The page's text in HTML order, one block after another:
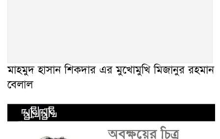
মাহমুদ হাসান শিকদার এর মুখোমুখি মিজানুর রহমান
বেলাল